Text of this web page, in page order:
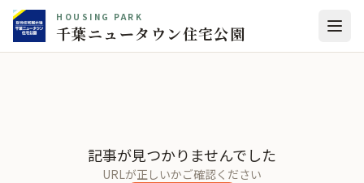
HOUSING PARK
千葉ニュータウン住宅公園
記事が見つかりませんでした
URLが正しいかご確認ください